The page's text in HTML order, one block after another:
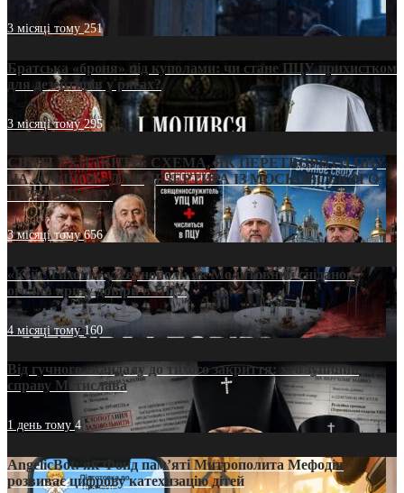
3 місяці тому251
Братська «броня» під куполами: чи стане ПЦУ прихистком
для дезертирів у рясах?
3 місяці тому295
СВЯТІ УХИЛЯНТИ: СХЕМА, ЯК ПЕРЕТВОРИТИ ПЦУ
НА «ОФШОР» ДЛЯ ДЕЗЕРТИРА ІЗ МОСКОВСЬКОГО
ПАТРІАРХАТУ
3 місяці тому656
«Кейс Тихона» у Тернополі: як Молитовний сніданок
оголив кризу довіри в ПЦУ
4 місяці тому160
Від гучного скандалу до тихого закриття: хто зупинив
справу Мстислава
1 день тому4
AngelicBot: як Фонд пам’яті Митрополита Мефодія
розвиває цифрову катехизацію дітей